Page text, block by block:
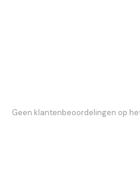
Geen klantenbeoordelingen op